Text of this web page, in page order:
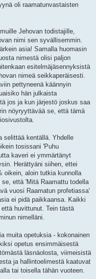
oli raamatunvastaisten
Jehovan todistajille,
nimi sen syvällisemmin.
asia! Samalla huomasin
nimestä olisi paljon
esitelmäjäsennyksistä
nimeä seikkaperäisesti.
pettyneenä käännyin
hän julkaista
jos ja kun järjestö joskus saa
nöyryyttävää se, että tämä
selittää kentällä. Yhdelle
tosissani 'Puhu
kaveri ei ymmärtänyt
Herättyäni siihen, ettei
oikein, aloin tutkia kunnolla
että 'Mitä Raamattu todella
vuosi Raamatun profetiassa'
ei pidä paikkaansa. Kaikki
huvittunut. Tein tästä
nimelläni.
muita opetuksia - kokonainen
opetus ensimmäisestä
läsnäolosta, viimeisistä
ja hallintoelimestä kaatuvat
tai toisella tähän vuoteen.